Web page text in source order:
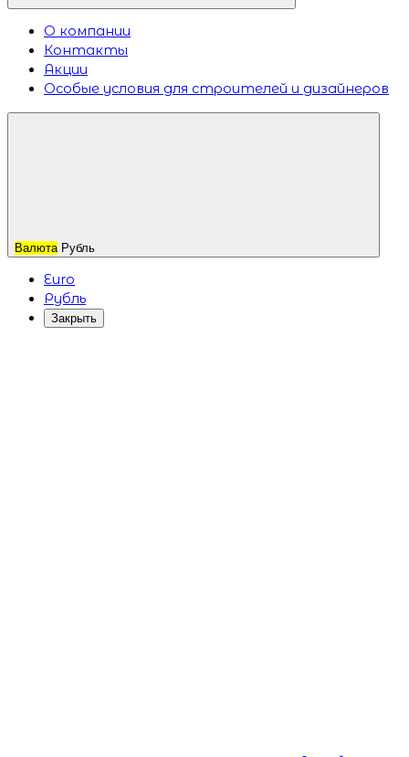
О компании
Контакты
Акции
Особые условия для строителей и дизайнеров
Валюта Рубль
Euro
Рубль
Закрыть